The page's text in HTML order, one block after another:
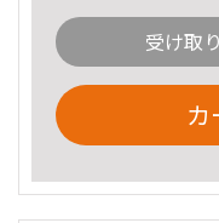
受け取
カ